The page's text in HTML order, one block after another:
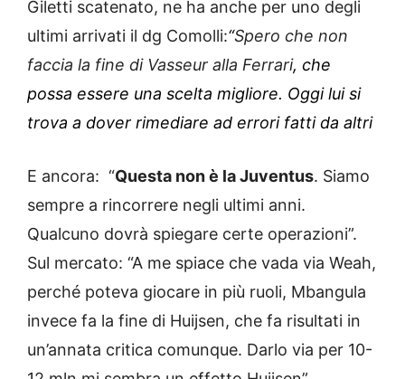
Giletti scatenato, ne ha anche per uno degli
ultimi arrivati il dg Comolli:“Spero che non
faccia la fine di Vasseur alla Ferrari, che
possa essere una scelta migliore. Oggi lui si
trova a dover rimediare ad errori fatti da altri
E ancora: “Questa non è la Juventus. Siamo
sempre a rincorrere negli ultimi anni.
Qualcuno dovrà spiegare certe operazioni”.
Sul mercato: “A me spiace che vada via Weah,
perché poteva giocare in più ruoli, Mbangula
invece fa la fine di Huijsen, che fa risultati in
un’annata critica comunque. Darlo via per 10-